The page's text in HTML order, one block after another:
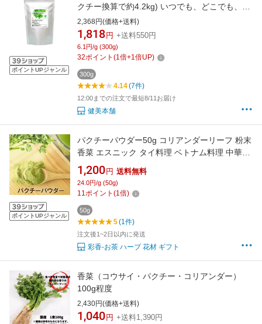
ポイントUPジャンル
クチー換算で約4.2kg) いつでも、どこでも、パ
クチーな気分! ドライパクチー 乾燥 コリアンダ
ー
2,368円(価格+送料)
1,818 円 +送料550円
6.1円/g (300g)
32ポイント (1倍+1倍UP)
300g
4.14(7件)
12:00までの注文で最短8/11お届け
健美本舗
ポイントUPジャンル
パクチーパウダー50g コリアンダーリーフ 粉末
香菜 エスニック タイ料理 ベトナム料理 中華料
理 スパイス ハーブ 調味料
1,200 円 送料無料
24.0円/g (50g)
11ポイント (1倍)
50g
5(1件)
注文後1~2日以内に発送
彩香-お茶 ハーブ 花材 ギフト
香菜（コウサイ・パクチー・コリアンダー）
100g程度
2,430円(価格+送料)
1,040 円 +送料1,390円